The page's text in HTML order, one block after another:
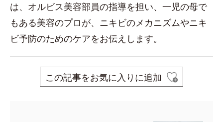
は、オルビス美容部員の指導を担い、一児の母で
もある美容のプロが、ニキビのメカニズムやニキ
ビ予防のためのケアをお伝えします。
この記事をお気に入りに追加